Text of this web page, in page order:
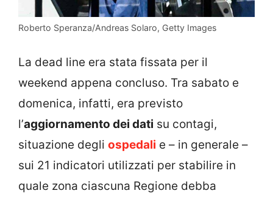
Roberto Speranza/Andreas Solaro, Getty Images
La dead line era stata fissata per il
weekend appena concluso. Tra sabato e
domenica, infatti, era previsto
l’aggiornamento dei dati su contagi,
situazione degli ospedali e – in generale –
sui 21 indicatori utilizzati per stabilire in
quale zona ciascuna Regione debba